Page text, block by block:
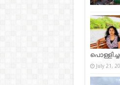
July 21,